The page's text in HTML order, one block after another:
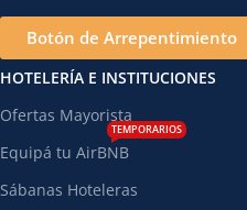
Botón de Arrepentimiento
HOTELERÍA E INSTITUCIONES
Ofertas Mayorista
Equipá tu AirBNB
TEMPORARIOS
Sábanas Hoteleras